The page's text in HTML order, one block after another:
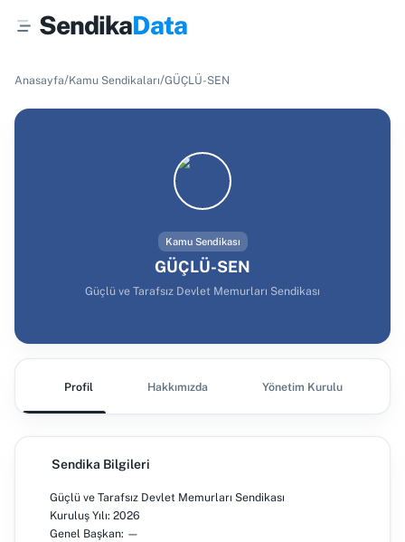
SendikaData
Anasayfa/Kamu Sendikaları/GÜÇLÜ-SEN
Kamu Sendikası
GÜÇLÜ-SEN
Güçlü ve Tarafsız Devlet Memurları Sendikası
Profil Hakkımızda Yönetim Kurulu
Sendika Bilgileri
Güçlü ve Tarafsız Devlet Memurları Sendikası
Kuruluş Yılı: 2026
Genel Başkan: —